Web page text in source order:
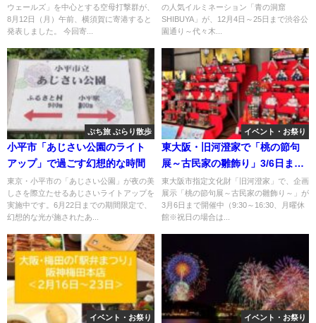
ウェールズ」を中心とする空母打撃群が、
8月12日（月）午前、横須賀に寄港すると
発表しました。 今回寄...
の人気イルミネーション「青の洞窟
SHIBUYA」が、12月4日～25日まで渋谷公
園通り～代々木...
ぷち旅 ぶらり散歩
小平市「あじさい公園のライト
アップ」で過ごす幻想的な時間
東京・小平市の「あじさい公園」が夜の美
しさを際立たせるあじさいライトアップを
実施中です。6月22日までの期間限定で、
幻想的な光が施されたあ...
イベント・お祭り
東大阪・旧河澄家で「桃の節句
展～古民家の雛飾り」3/6日まで
開催
東大阪市指定文化財「旧河澄家」で、企画
展示「桃の節句展～古民家の雛飾り～」が
3月6日まで開催中（9:30～16:30、月曜休
館※祝日の場合は...
イベント・お祭り イベント・お祭り